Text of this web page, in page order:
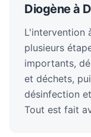
Diogène à
L'intervention
plusieurs
importants,
et déchets,
désinfection
Tout est fait